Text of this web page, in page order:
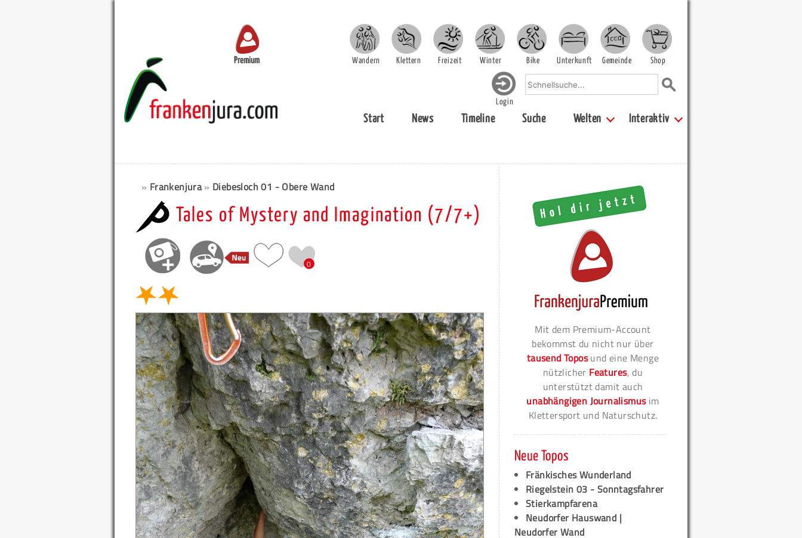
Premium Wandern Klettern Freizeit Winter Bike Unterkunft Gemeinde Shop
Login
Start News Timeline Suche Welten Interaktiv
» Frankenjura» Diebesloch 01 - Obere Wand
Tales of Mystery and Imagination (7/7+)
0
Mit dem Premium-Account
bekommst du nicht nur über
tausend Toposund eine Menge
nützlicher Features, du
unterstützt damit auch
unabhängigen Journalismusim
Klettersport und Naturschutz.
Neue Topos
Fränkisches Wunderland
Riegelstein 03 - Sonntagsfahrer
Stierkampfarena
Neudorfer Hauswand |
Neudorfer Wand